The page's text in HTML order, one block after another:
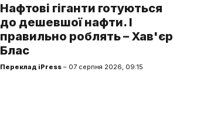
Нафтові гіганти готуються
до дешевшої нафти. І
правильно роблять – Хав'єр
Блас
Переклад iPress – 07 серпня 2026, 09:15